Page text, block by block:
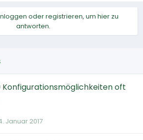
oder registrieren, um hier zu
antworten.
Konfigurationsmöglichkeiten oft
Januar 2017